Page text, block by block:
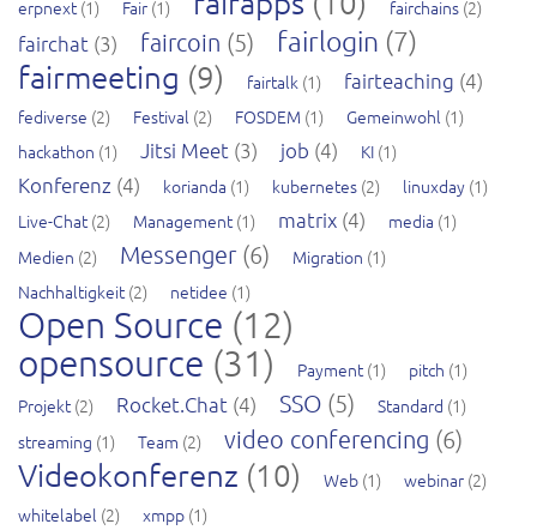
erpnext(1) Fair (1) fairchains (2)
fairchat (3) faircoin (5) fairlogin (7)
fairmeeting (9) fairtalk (1) fairteaching (4)
fediverse (2) Festival (2) FOSDEM (1) Gemeinwohl (1)
hackathon (1) Jitsi Meet (3) job (4) KI (1)
Konferenz (4) korianda (1) kubernetes (2) linuxday (1)
Live-Chat(2) Management(1) matrix (4) media (1)
Medien (2) Messenger (6) Migration (1)
Nachhaltigkeit(2) netidee (1)
Open Source (12)
opensource (31) Payment(1) pitch (1)
Projekt(2) Rocket.Chat (4) SSO (5) Standard (1)
streaming (1) Team (2) video conferencing (6)
Videokonferenz (10) Web (1) webinar (2)
whitelabel (2) xmpp (1)